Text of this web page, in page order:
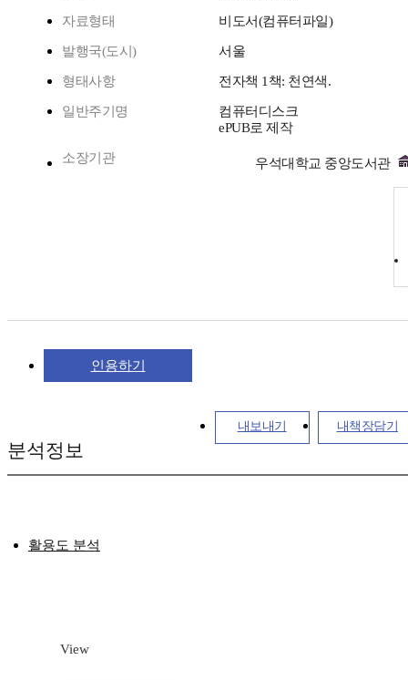
자료형태 비도서(컴퓨터파일)
발행국(도시) 서울
형태사항 전자책 1책: 천연색.
일반주기명
컴퓨터디스크
ePUB로 제작
소장기관 우석대학교 중앙도서관
인용하기
내보내기 내책장담기
분석정보
활용도 분석
View